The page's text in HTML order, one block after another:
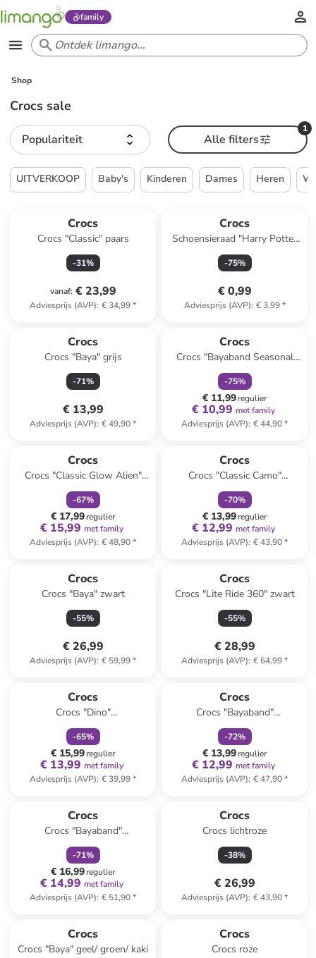
family
Shop
Crocs sale
Populariteit
1
Alle filters
UITVERKOOP Baby's Kinderen Dames Heren
Crocs
Crocs "Classic" paars
-31%
vanaf: € 23,99
Adviesprijs (AVP): € 34,99*
Crocs
Schoensieraad "Harry Potter
Hufflepuff House" geel/blauw
-75%
€ 0,99
Adviesprijs (AVP): € 3,99*
Crocs
Crocs "Baya" grijs
-71%
€ 13,99
Adviesprijs (AVP): € 49,90*
Crocs
Crocs "Bayaband Seasonal
Printed" grijs/zwart/rood
-75%
€ 11,99regulier
€ 10,99 met family
Adviesprijs (AVP): € 44,90*
Crocs
Crocs "Classic Glow Alien"
wit/groen
-67%
€ 17,99regulier
€ 15,99 met family
Adviesprijs (AVP): € 48,90*
Crocs
Crocs "Classic Camo"
grijs/zwart
-70%
€ 13,99regulier
€ 12,99 met family
Adviesprijs (AVP): € 43,90*
Crocs
Crocs "Baya" zwart
-55%
€ 26,99
Adviesprijs (AVP): € 59,99*
Crocs
Crocs "Lite Ride 360" zwart
-55%
€ 28,99
Adviesprijs (AVP): € 64,99*
Crocs
Crocs "Dino"
zwart/meerkleurig
-65%
€ 15,99regulier
€ 13,99 met family
Adviesprijs (AVP): € 39,99*
Crocs
Crocs "Bayaband"
grijs/citroengroen
-72%
€ 13,99regulier
€ 12,99 met family
Adviesprijs (AVP): € 47,90*
Crocs
Crocs "Bayaband"
zwart/lichtblauw
-71%
€ 16,99regulier
€ 14,99 met family
Adviesprijs (AVP): € 51,90*
Crocs
Crocs lichtroze
-38%
€ 26,99
Adviesprijs (AVP): € 43,90*
Crocs
Crocs "Baya" geel/ groen/ kaki
Crocs
Crocs roze